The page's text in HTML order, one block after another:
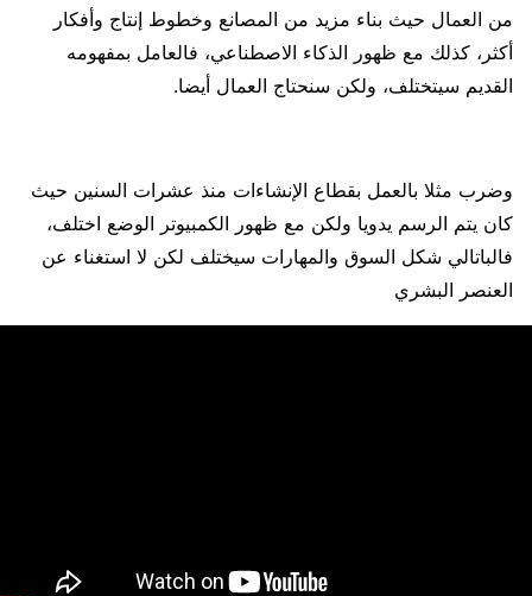
من العمال حيث بناء مزيد من المصانع وخطوط إنتاج وأفكار
أكثر، كذلك مع ظهور الذكاء الاصطناعي، فالعامل بمفهومه
القديم سيتختلف، ولكن سنحتاج العمال أيضا.
وضرب مثلا بالعمل بقطاع الإنشاءات منذ عشرات السنين حيث
كان يتم الرسم يدويا ولكن مع ظهور الكمبيوتر الوضع اختلف،
فالباتالي شكل السوق والمهارات سيختلف لكن لا استغناء عن
العنصر البشري